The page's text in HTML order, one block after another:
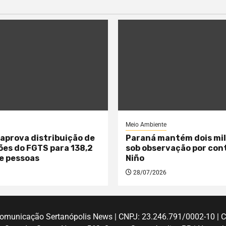
distribuição de
do FGTS para 138,2
pessoas
Meio Ambiente
Paraná mantém dois
sob observação por
Niño
28/07/2026
Sertanópolis News | CNPJ: 23.246.791/0002-10